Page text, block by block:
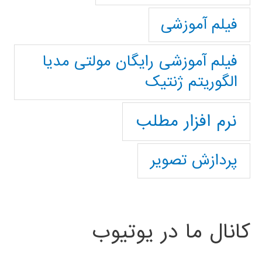
فیلم آموزشی
فیلم آموزشی رایگان مولتی مدیا
الگوریتم ژنتیک
نرم افزار مطلب
پردازش تصویر
کانال ما در یوتیوب